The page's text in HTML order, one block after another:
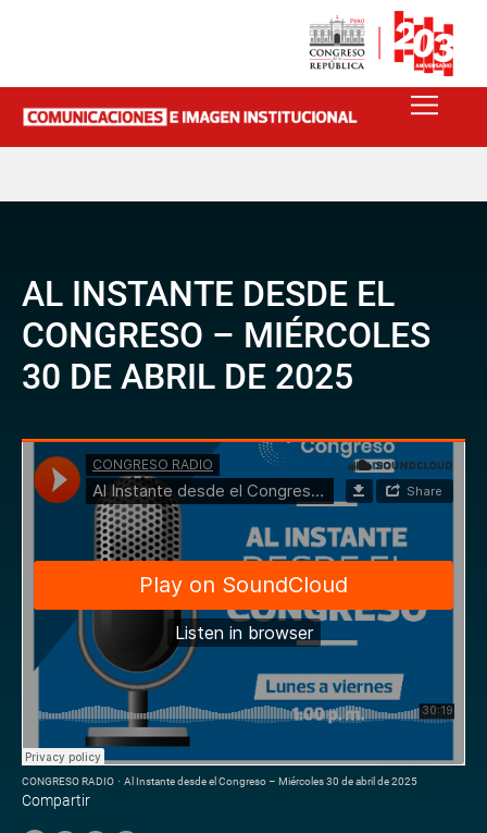
AL INSTANTE DESDE EL
CONGRESO – MIÉRCOLES
30 DE ABRIL DE 2025
CONGRESO RADIO · Al Instante desde el Congreso – Miércoles 30 de abril de 2025
Compartir